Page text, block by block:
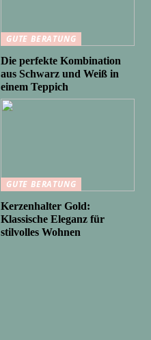
GUTE BERATUNG
Die perfekte Kombination
aus Schwarz und Weiß in
einem Teppich
GUTE BERATUNG
Kerzenhalter Gold:
Klassische Eleganz für
stilvolles Wohnen